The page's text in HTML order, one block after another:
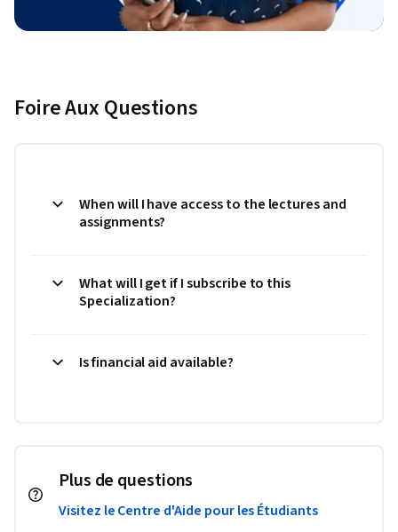
Foire Aux Questions
When will I have access to the lectures and
assignments?
What will I get if I subscribe to this
Specialization?
Is financial aid available?
Plus de questions
Visitez le Centre d'Aide pour les Étudiants